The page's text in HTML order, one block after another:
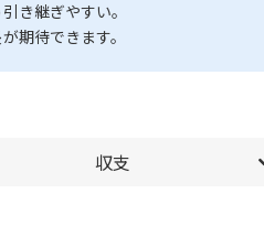
き継ぎやすい。
期待できます。
収支